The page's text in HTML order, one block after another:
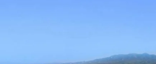
Trikomo, İskele District, Northern